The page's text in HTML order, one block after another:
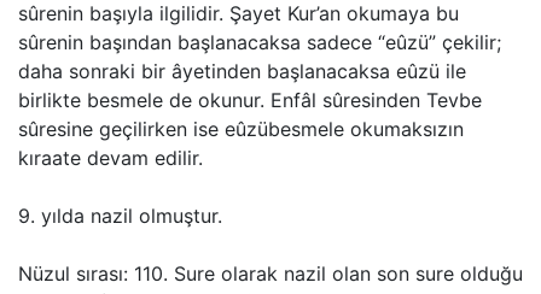
sûrenin başıyla ilgilidir. Şayet Kur’an okumaya bu
sûrenin başından başlanacaksa sadece “eûzü” çekilir;
daha sonraki bir âyetinden başlanacaksa eûzü ile
birlikte besmele de okunur. Enfâl sûresinden Tevbe
sûresine geçilirken ise eûzübesmele okumaksızın
kıraate devam edilir.
9. yılda nazil olmuştur.
Nüzul sırası: 110. Sure olarak nazil olan son sure olduğu